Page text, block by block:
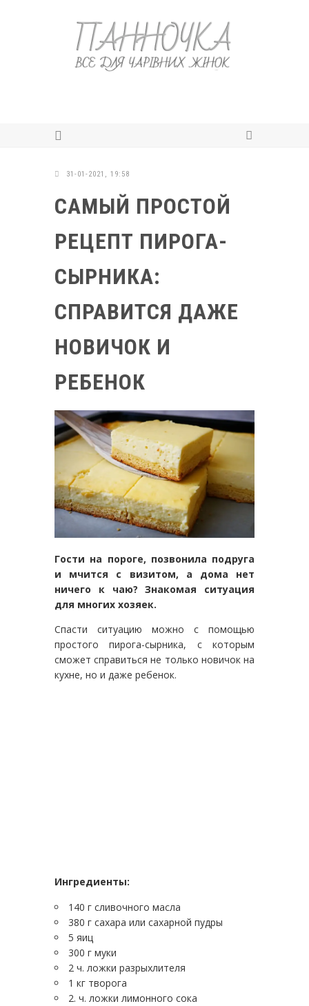
31-01-2021, 19:58
САМЫЙ ПРОСТОЙ
РЕЦЕПТ ПИРОГА-
СЫРНИКА:
СПРАВИТСЯ ДАЖЕ
НОВИЧОК И
РЕБЕНОК
Гости на пороге, позвонила подруга
и мчится с визитом, а дома нет
ничего к чаю? Знакомая ситуация
для многих хозяек.
Спасти ситуацию можно с помощью
простого пирога-сырника, с которым
сможет справиться не только новичок на
кухне, но и даже ребенок.
Ингредиенты:
140 г сливочного масла
380 г сахара или сахарной пудры
5 яиц
300 г муки
2 ч. ложки разрыхлителя
1 кг творога
2. ч. ложки лимонного сока